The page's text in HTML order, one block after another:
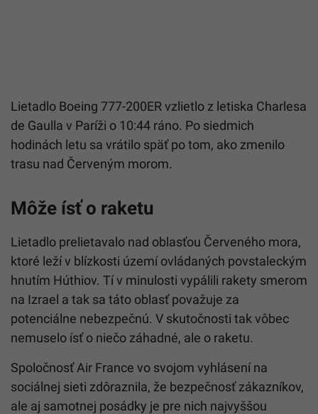
Lietadlo Boeing 777-200ER vzlietlo z letiska Charlesa
de Gaulla v Paríži o 10:44 ráno. Po siedmich
hodinách letu sa vrátilo späť po tom, ako zmenilo
trasu nad Červeným morom.
Môže ísť o raketu
Lietadlo prelietavalo nad oblasťou Červeného mora,
ktoré leží v blízkosti území ovládaných povstaleckým
hnutím Húthiov. Tí v minulosti vypálili rakety smerom
na Izrael a tak sa táto oblasť považuje za
potenciálne nebezpečnú. V skutočnosti tak vôbec
nemuselo ísť o niečo záhadné, ale o raketu.
Spoločnosť Air France vo svojom vyhlásení na
sociálnej sieti zdôraznila, že bezpečnosť zákazníkov,
ale aj samotnej posádky je pre nich najvyššou